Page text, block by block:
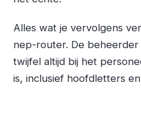
Alles wat je vervolgens
nep-router. De
twijfel altijd bij het
is, inclusief hoofdletters